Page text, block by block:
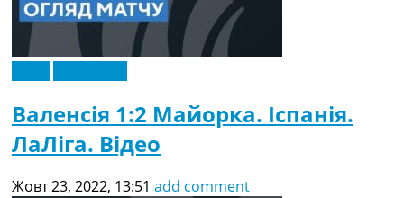
Валенсія 1:2 Майорка. Іспанія.
ЛаЛіга. Відео
Жовт 23, 2022, 13:51 add comment